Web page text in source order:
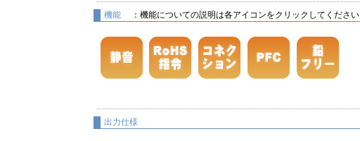
機能 ：機能についての説明は各アイコンをクリックしてください
出力仕様